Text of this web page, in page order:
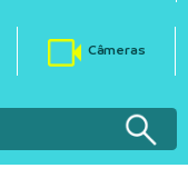
Câmeras